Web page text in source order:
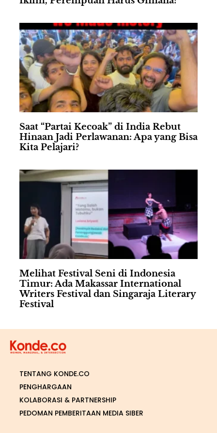
Saat “Partai Kecoak” di India Rebut
Hinaan Jadi Perlawanan: Apa yang Bisa
Kita Pelajari?
Melihat Festival Seni di Indonesia
Timur: Ada Makassar International
Writers Festival dan Singaraja Literary
Festival
TENTANG KONDE.CO
PENGHARGAAN
KOLABORASI & PARTNERSHIP
PEDOMAN PEMBERITAAN MEDIA SIBER